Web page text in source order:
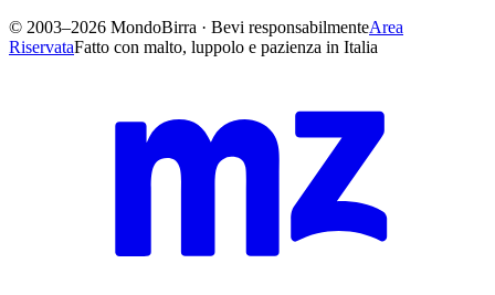
© 2003–2026 MondoBirra · Bevi responsabilmenteArea
RiservataFatto con malto, luppolo e pazienza in Italia